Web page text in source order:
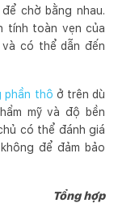
chờ bằng nhau.
tính toàn vẹn của
có thể dẫn đến
phần thô ở trên dù
mỹ và độ bền
có thể đánh giá
để đảm bảo
Tổng hợp